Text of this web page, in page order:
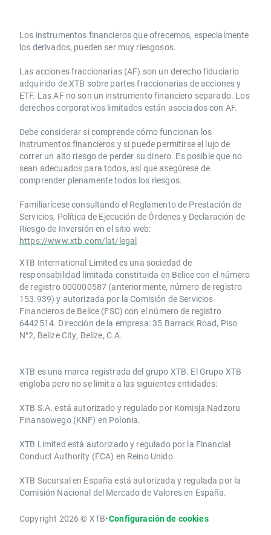
Los instrumentos financieros que ofrecemos, especialmente
los derivados, pueden ser muy riesgosos.
Las acciones fraccionarias (AF) son un derecho fiduciario
adquirido de XTB sobre partes fraccionarias de acciones y
ETF. Las AF no son un instrumento financiero separado. Los
derechos corporativos limitados están asociados con AF.
Debe considerar si comprende cómo funcionan los
instrumentos financieros y si puede permitirse el lujo de
correr un alto riesgo de perder su dinero. Es posible que no
sean adecuados para todos, así que asegúrese de
comprender plenamente todos los riesgos.
Familiarícese consultando el Reglamento de Prestación de
Servicios, Política de Ejecución de Órdenes y Declaración de
Riesgo de Inversión en el sitio web:
https://www.xtb.com/lat/legal
XTB International Limited es una sociedad de
responsabilidad limitada constituida en Belice con el número
de registro 000000587 (anteriormente, número de registro
153.939) y autorizada por la Comisión de Servicios
Financieros de Belice (FSC) con el número de registro
6442514. Dirección de la empresa: 35 Barrack Road, Piso
N°2, Belize City, Belize, C.A.
​​XTB es una marca registrada del grupo XTB. El Grupo XTB
engloba pero no se limita a las siguientes entidades:
XTB S.A.​ está autorizado y regulado por Komisja Nadzoru
Finansowego (KNF) ​en Polonia.
XTB Limited ​está autorizado y regulado por la ​Financial
Conduct Authority ​(FCA) en ​​Reino Unido.
XTB Sucursal en España está autorizada y regulada por la
Comisión Nacional del Mercado de Valores en España.
Copyright 2026 © XTB•Configuración de cookies